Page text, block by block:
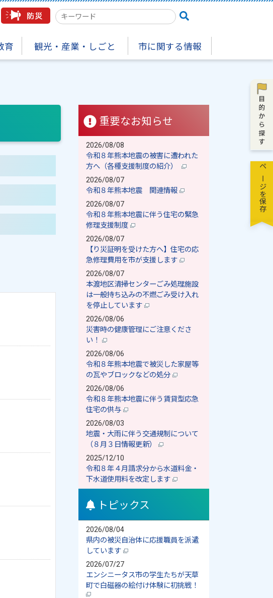
検
ー
育 観光・産業・しごと 市に関する情報
重要なお知らせ
2026/08/08
令和８年熊本地震の被害に遭われた
方へ（各種支援制度の紹介）
2026/08/07
令和８年熊本地震 関連情報
2026/08/07
令和８年熊本地震に伴う住宅の緊急
修理支援制度
2026/08/07
【り災証明を受けた方へ】住宅の応
急修理費用を市が支援します
2026/08/07
本渡地区清掃センターごみ処理施設
は一般持ち込みの不燃ごみ受け入れ
を停止しています
2026/08/06
災害時の健康管理にご注意くださ
い！
2026/08/06
令和８年熊本地震で被災した家屋等
の瓦やブロックなどの処分
2026/08/06
令和８年熊本地震に伴う賃貸型応急
住宅の供与
2026/08/03
地震・大雨に伴う交通規制について
（８月３日情報更新）
2025/12/10
令和８年４月請求分から水道料金・
下水道使用料を改定します
トピックス
2026/08/04
県内の被災自治体に応援職員を派遣
しています
2026/07/27
エンシニータス市の学生たちが天草
町で白磁器の絵付け体験に初挑戦！
ページを保存